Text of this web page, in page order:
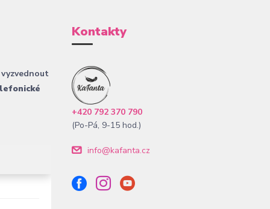
Kontakty
+420 792 370 790
(Po-Pá, 9-15 hod.)
info@kafanta.cz